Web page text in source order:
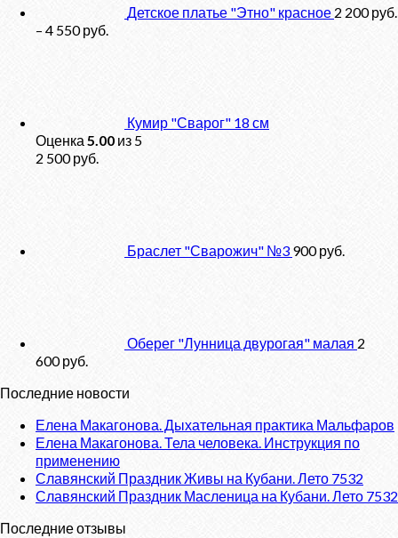
Детское платье "Этно" красное 2 200руб.
– 4 550руб.
Кумир "Сварог" 18 см
Оценка 5.00 из 5
2 500руб.
Браслет "Сварожич" №3 900руб.
Оберег "Лунница двурогая" малая 2
600руб.
Последние новости
Елена Макагонова. Дыхательная практика Мальфаров
Елена Макагонова. Тела человека. Инструкция по
применению
Славянский Праздник Живы на Кубани. Лето 7532
Славянский Праздник Масленица на Кубани. Лето 7532
Последние отзывы